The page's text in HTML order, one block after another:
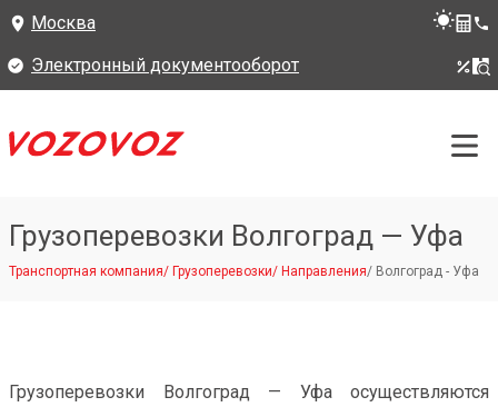
Москва
Электронный документооборот
Грузоперевозки Волгоград — Уфа
Транспортная компания/ Грузоперевозки/ Направления/ Волгоград - Уфа
Грузоперевозки Волгоград — Уфа осуществляются